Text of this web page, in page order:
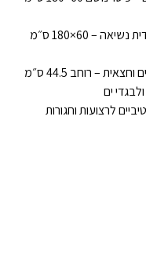
כיסוי בגד מתקפל מבד נושם עם רוכסן וידית נשיאה – 60×180 ס״מ
– רוחב 44.5 ס״מ
ים
לרצועות וחגורות